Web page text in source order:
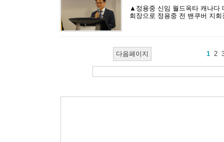
▲정용중 신임 월드옥타 캐나다
회장으로 정용중 전 밴쿠버 지
다음페이지 1 2